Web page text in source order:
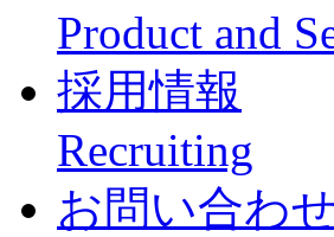
Product and
採用情報
Recruiting
お問い合わ